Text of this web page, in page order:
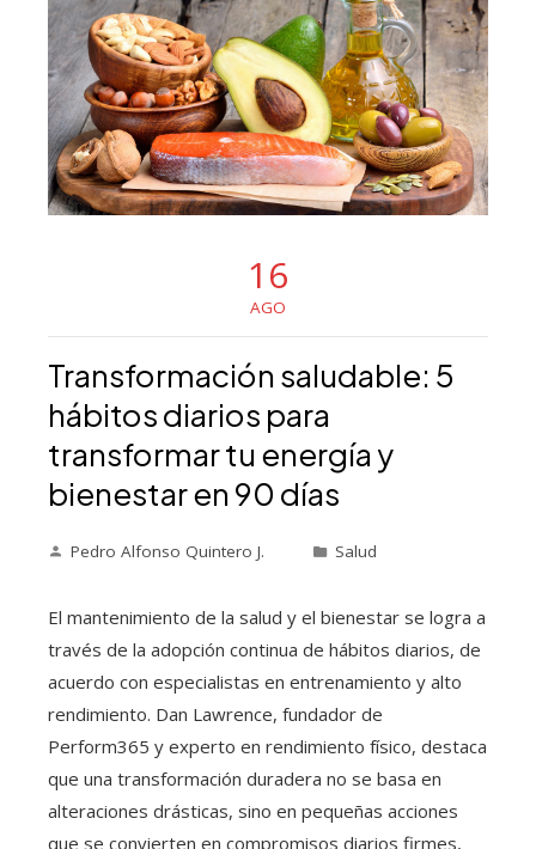
16
AGO
Transformación saludable: 5
hábitos diarios para
transformar tu energía y
bienestar en 90 días
Pedro Alfonso Quintero J. Salud
El mantenimiento de la salud y el bienestar se logra a
través de la adopción continua de hábitos diarios, de
acuerdo con especialistas en entrenamiento y alto
rendimiento. Dan Lawrence, fundador de
Perform365 y experto en rendimiento físico, destaca
que una transformación duradera no se basa en
alteraciones drásticas, sino en pequeñas acciones
que se convierten en compromisos diarios firmes,